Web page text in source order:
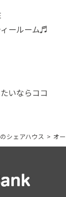
ールーム♬
いならココ
シェアハウス > オ